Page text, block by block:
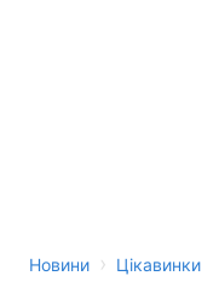
Новини › Цікавинки